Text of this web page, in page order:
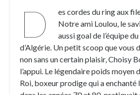
D
es cordes du ring aux
Notre ami Loulou, le
aussi goal de l’équipe
d’Algérie. Un petit scoop que vous
non sans un certain plaisir, Choisy
l’appui. Le légendaire poids moyen
Roi, boxeur prodige qui a enchanté